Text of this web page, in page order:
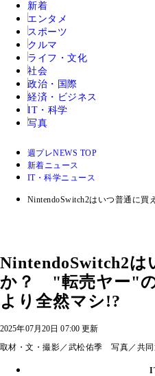
新着
エンタメ
スポーツ
クルマ
ライフ・文化
社会
政治・国際
経済・ビジネス
IT・科学
写真
週プレNEWS TOP
新着ニュース
IT・科学ニュース
NintendoSwitch2はいつ普通に
NintendoSwitch2は
か？ "転売ヤー"の
より全然マシ!?
2025年07月20日 07:00 更新
取材・文・撮影／武松佑季 写真／共同